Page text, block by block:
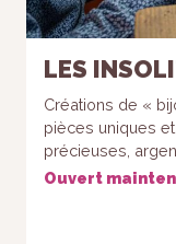
LES
Créations de «
pièces uniques
précieuses,
Ouvert